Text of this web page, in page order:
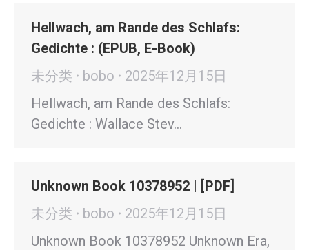
Hellwach, am Rande des Schlafs:
Gedichte : (EPUB, E-Book)
未分类
bobo
2025年12月15日
Hellwach, am Rande des Schlafs:
Gedichte : Wallace Stev…
Unknown Book 10378952 | [PDF]
未分类
bobo
2025年12月15日
Unknown Book 10378952 Unknown Era,